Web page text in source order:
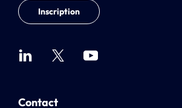
Inscription
Contact